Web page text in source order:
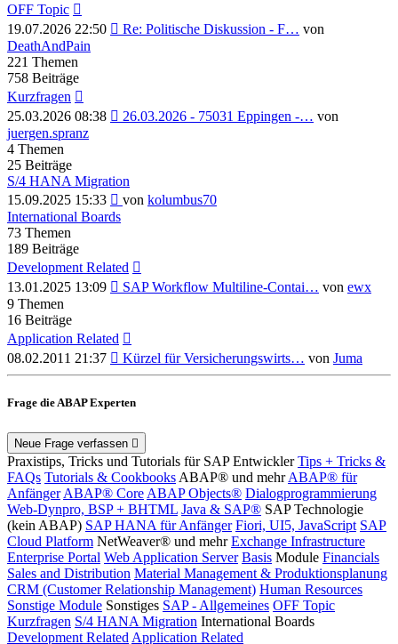
OFF Topic
19.07.2026 22:50
Neuester
Re: Politische Diskussion - F… von
DeathAndPain
221 Themen
758 Beiträge
Kurzfragen
25.03.2026 08:38
Neuester
26.03.2026 - 75031 Eppingen -… von
juergen.spranz
4 Themen
25 Beiträge
S/4 HANA Migration
15.09.2025 15:33
Neuester
Beitrag
von kolumbus70
International Boards
73 Themen
189 Beiträge
Development Related
13.01.2025 13:09
Neuester
SAP Workflow Multiline-Contai… von ewx
9 Themen
16 Beiträge
Application Related
08.02.2011 21:37
Neuester
Kürzel für Versicherungswirts… von Juma
Frage die ABAP Experten
Neue Frage verfassen
Praxistips, Tricks und Tutorials für SAP Entwickler Tips + Tricks &
FAQs Tutorials & Cookbooks ABAP® und mehr ABAP® für
Anfänger ABAP® Core ABAP Objects® Dialogprogrammierung
Web-Dynpro, BSP + BHTML Java & SAP® SAP Technologie
(kein ABAP) SAP HANA für Anfänger Fiori, UI5, JavaScript SAP
Cloud Platform NetWeaver® und mehr Exchange Infrastructure
Enterprise Portal Web Application Server Basis Module Financials
Sales and Distribution Material Management & Produktionsplanung
CRM (Customer Relationship Management) Human Resources
Sonstige Module Sonstiges SAP - Allgemeines OFF Topic
Kurzfragen S/4 HANA Migration International Boards
Development Related Application Related